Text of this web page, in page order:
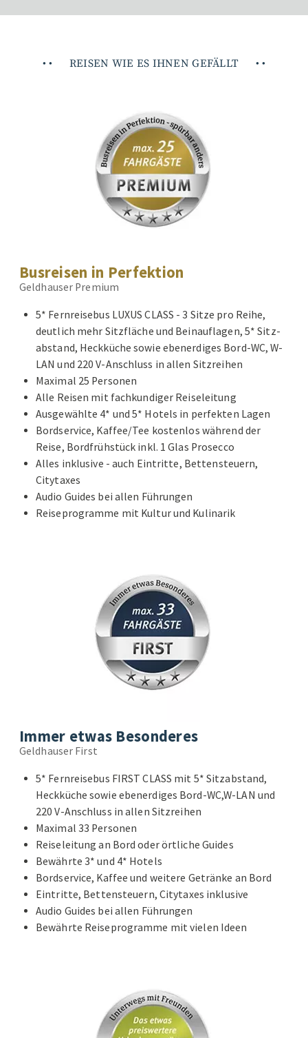
• • REISEN WIE ES IHNEN GEFÄLLT • •
Busreisen in Perfektion
Geldhauser Premium
5* Fernreisebus LUXUS CLASS - 3 Sitze pro Reihe,
deutlich mehr Sitzfläche und Beinauflagen, 5* Sitz-
abstand, Heckküche sowie ebenerdiges Bord-WC, W-
LAN und 220 V-Anschluss in allen Sitzreihen
Maximal 25 Personen
Alle Reisen mit fachkundiger Reiseleitung
Ausgewählte 4* und 5* Hotels in perfekten Lagen
Bordservice, Kaffee/Tee kostenlos während der
Reise, Bordfrühstück inkl. 1 Glas Prosecco
Alles inklusive - auch Eintritte, Bettensteuern,
Citytaxes
Audio Guides bei allen Führungen
Reiseprogramme mit Kultur und Kulinarik
Immer etwas Besonderes
Geldhauser First
5* Fernreisebus FIRST CLASS mit 5* Sitzabstand,
Heckküche sowie ebenerdiges Bord-WC,W-LAN und
220 V-Anschluss in allen Sitzreihen
Maximal 33 Personen
Reiseleitung an Bord oder örtliche Guides
Bewährte 3* und 4* Hotels
Bordservice, Kaffee und weitere Getränke an Bord
Eintritte, Bettensteuern, Citytaxes inklusive
Audio Guides bei allen Führungen
Bewährte Reiseprogramme mit vielen Ideen